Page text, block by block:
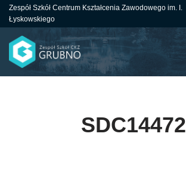
do
treści
Zespół Szkół Centrum Kształcenia Zawodowego im. I.
Łyskowskiego
SDC14472